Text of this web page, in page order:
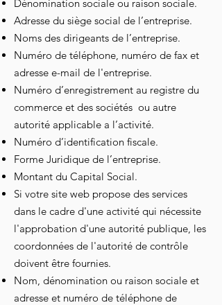
Dénomination sociale ou raison sociale.
Adresse du siège social de l’entreprise.
Noms des dirigeants de l’entreprise.
Numéro de téléphone, numéro de fax et
adresse e-mail de l'entreprise.
Numéro d’enregistrement au registre du
commerce et des sociétés ou autre
autorité applicable a l’activité.
Numéro d’identification fiscale.
Forme Juridique de l’entreprise.
Montant du Capital Social.
Si votre site web propose des services
dans le cadre d'une activité qui nécessite
l'approbation d'une autorité publique, les
coordonnées de l'autorité de contrôle
doivent être fournies. ​​​
Nom, dénomination ou raison sociale et
adresse et numéro de téléphone de